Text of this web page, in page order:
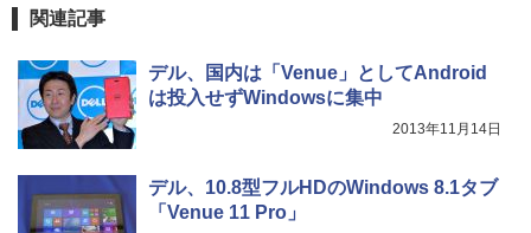
関連記事
デル、国内は「Venue」としてAndroid
は投入せずWindowsに集中
2013年11月14日
デル、10.8型フルHDのWindows 8.1タブ
「Venue 11 Pro」